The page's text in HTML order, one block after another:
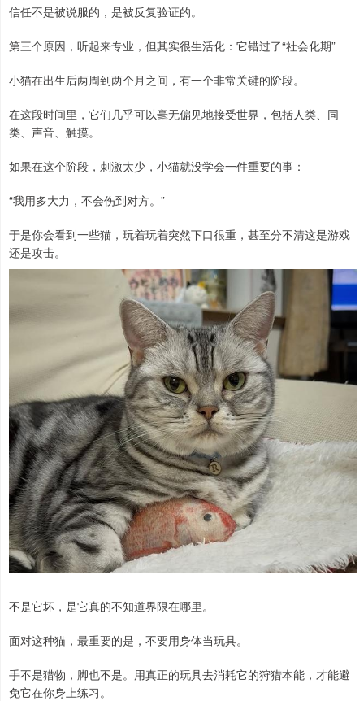
信任不是被说服的，是被反复验证的。
第三个原因，听起来专业，但其实很生活化：它错过了“社会化期”
小猫在出生后两周到两个月之间，有一个非常关键的阶段。
在这段时间里，它们几乎可以毫无偏见地接受世界，包括人类、同
类、声音、触摸。
如果在这个阶段，刺激太少，小猫就没学会一件重要的事：
“我用多大力，不会伤到对方。”
于是你会看到一些猫，玩着玩着突然下口很重，甚至分不清这是游戏
还是攻击。
不是它坏，是它真的不知道界限在哪里。
面对这种猫，最重要的是，不要用身体当玩具。
手不是猎物，脚也不是。用真正的玩具去消耗它的狩猎本能，才能避
免它在你身上练习。